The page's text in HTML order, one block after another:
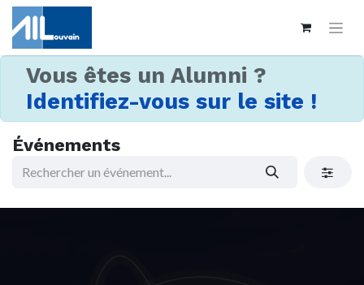
Vous êtes un Alumni ?
Identifiez-vous sur le site !
Événements